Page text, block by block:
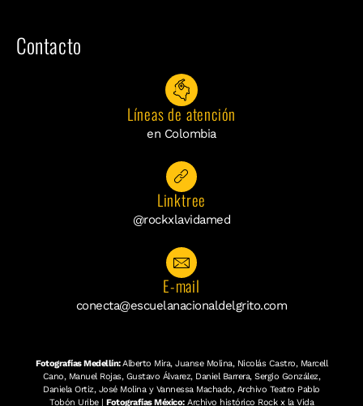
Contacto
Líneas de atención
en Colombia
Linktree
@rockxlavidamed
E-mail
conecta@escuelanacionaldelgrito.com
Fotografías Medellín:Alberto Mira, Juanse Molina, Nicolás Castro, Marcell
Cano, Manuel Rojas, Gustavo Álvarez, Daniel Barrera, Sergio González,
Daniela Ortiz, José Molina y Vannessa Machado, Archivo Teatro Pablo
Tobón Uribe | Fotografías México:Archivo histórico Rock x la Vida